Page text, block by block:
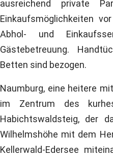
ausreichend private
Einkaufsmöglichkeiten
Abhol- und
Gästebetreuung.
Betten sind bezogen.
Naumburg, eine heitere
im Zentrum des
Habichtswaldsteig, der
Wilhelmshöhe mit dem
Kellerwald-Edersee